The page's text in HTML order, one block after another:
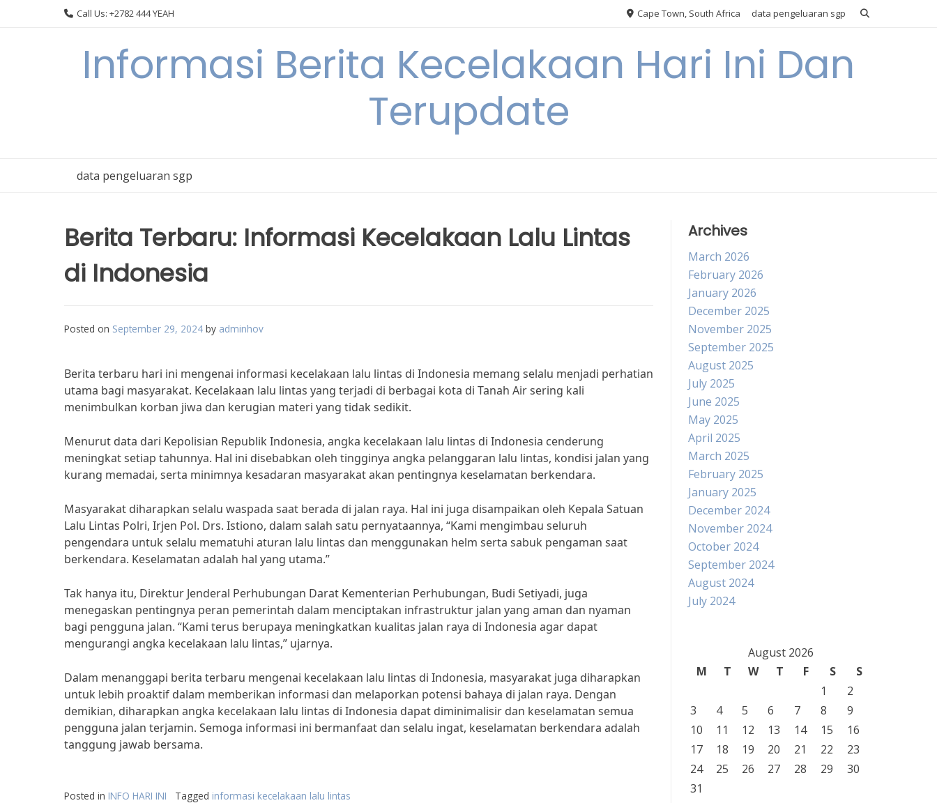
Call Us: +2782 444 YEAH Cape Town, South Africa data pengeluaran sgp
Informasi Berita Kecelakaan Hari Ini Dan
Terupdate
data pengeluaran sgp
Berita Terbaru: Informasi Kecelakaan Lalu Lintas
di Indonesia
Posted on September 29, 2024 by adminhov
Berita terbaru hari ini mengenai informasi kecelakaan lalu lintas di Indonesia memang selalu menjadi perhatian
utama bagi masyarakat. Kecelakaan lalu lintas yang terjadi di berbagai kota di Tanah Air sering kali
menimbulkan korban jiwa dan kerugian materi yang tidak sedikit.
Menurut data dari Kepolisian Republik Indonesia, angka kecelakaan lalu lintas di Indonesia cenderung
meningkat setiap tahunnya. Hal ini disebabkan oleh tingginya angka pelanggaran lalu lintas, kondisi jalan yang
kurang memadai, serta minimnya kesadaran masyarakat akan pentingnya keselamatan berkendara.
Masyarakat diharapkan selalu waspada saat berada di jalan raya. Hal ini juga disampaikan oleh Kepala Satuan
Lalu Lintas Polri, Irjen Pol. Drs. Istiono, dalam salah satu pernyataannya, “Kami mengimbau seluruh
pengendara untuk selalu mematuhi aturan lalu lintas dan menggunakan helm serta sabuk pengaman saat
berkendara. Keselamatan adalah hal yang utama.”
Tak hanya itu, Direktur Jenderal Perhubungan Darat Kementerian Perhubungan, Budi Setiyadi, juga
menegaskan pentingnya peran pemerintah dalam menciptakan infrastruktur jalan yang aman dan nyaman
bagi pengguna jalan. “Kami terus berupaya meningkatkan kualitas jalan raya di Indonesia agar dapat
mengurangi angka kecelakaan lalu lintas,” ujarnya.
Dalam menanggapi berita terbaru mengenai kecelakaan lalu lintas di Indonesia, masyarakat juga diharapkan
untuk lebih proaktif dalam memberikan informasi dan melaporkan potensi bahaya di jalan raya. Dengan
demikian, diharapkan angka kecelakaan lalu lintas di Indonesia dapat diminimalisir dan keselamatan semua
pengguna jalan terjamin. Semoga informasi ini bermanfaat dan selalu ingat, keselamatan berkendara adalah
tanggung jawab bersama.
Posted in INFO HARI INI Tagged informasi kecelakaan lalu lintas
Archives
March 2026
February 2026
January 2026
December 2025
November 2025
September 2025
August 2025
July 2025
June 2025
May 2025
April 2025
March 2025
February 2025
January 2025
December 2024
November 2024
October 2024
September 2024
August 2024
July 2024
August 2026
M
T W T F S
S
1
2
3
4 5 6 7 8
9
10
11 12 13 14 15
16
17
18 19 20 21 22
23
24
25 26 27 28 29
30
31